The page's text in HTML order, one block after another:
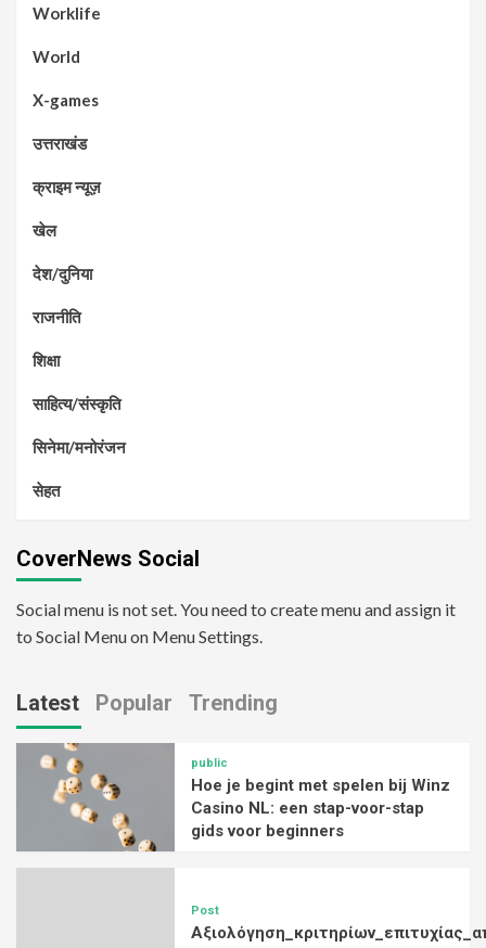
Worklife
World
X-games
उत्तराखंड
क्राइम न्यूज़
खेल
देश/दुनिया
राजनीति
शिक्षा
साहित्य/संस्कृति
सिनेमा/मनोरंजन
सेहत
CoverNews Social
Social menu is not set. You need to create menu and assign it
to Social Menu on Menu Settings.
Latest Popular Trending
public
Hoe je begint met spelen bij Winz
Casino NL: een stap-voor-stap
gids voor beginners
Post